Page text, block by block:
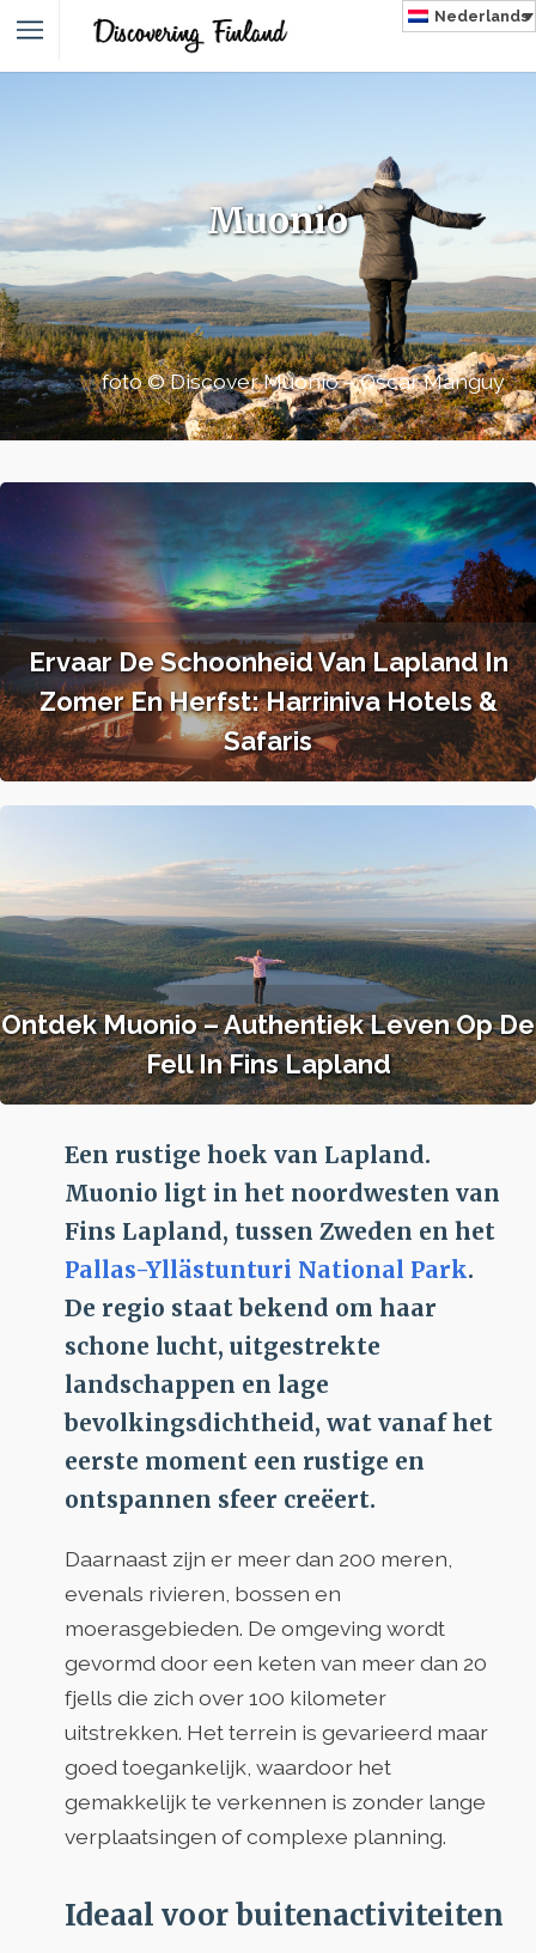
Nederlands
Muonio
foto © Discover Muonio – Oscar Manguy
Ervaar De Schoonheid Van Lapland In
Zomer En Herfst: Harriniva Hotels &
Safaris
​​Ontdek Muonio – Authentiek Leven Op De
Fell In Fins Lapland
Een rustige hoek van Lapland.
Muonio ligt in het noordwesten van
Fins Lapland, tussen Zweden en het
Pallas-Yllästunturi National Park.
De regio staat bekend om haar
schone lucht, uitgestrekte
landschappen en lage
bevolkingsdichtheid, wat vanaf het
eerste moment een rustige en
ontspannen sfeer creëert.
Daarnaast zijn er meer dan 200 meren,
evenals rivieren, bossen en
moerasgebieden. De omgeving wordt
gevormd door een keten van meer dan 20
fjells die zich over 100 kilometer
uitstrekken. Het terrein is gevarieerd maar
goed toegankelijk, waardoor het
gemakkelijk te verkennen is zonder lange
verplaatsingen of complexe planning.
Ideaal voor buitenactiviteiten